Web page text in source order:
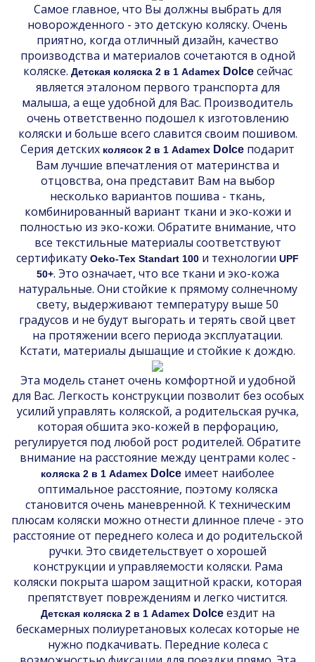
Самое главное, что Вы должны выбрать для
новорожденного - это детскую коляску. Очень
приятно, когда отличный дизайн, качество
производства и материалов сочетаются в одной
коляске. Детская коляска 2 в 1 Adamex Dolce сейчас
является эталоном первого транспорта для
малыша, а еще удобной для Вас. Производитель
очень ответственно подошел к изготовлению
коляски и больше всего славится своим пошивом.
Серия детских колясок 2 в 1 Adamex Dolce подарит
Вам лучшие впечатления от материнства и
отцовства, она представит Вам на выбор
несколько вариантов пошива - ткань,
комбинированный вариант ткани и эко-кожи и
полностью из эко-кожи. Обратите внимание, что
все текстильные материалы соответствуют
сертификату Oeko-Tex Standart 100 и технологии UPF
50+. Это означает, что все ткани и эко-кожа
натуральные. Они стойкие к прямому солнечному
свету, выдерживают температуру выше 50
градусов и не будут выгорать и терять свой цвет
на протяжении всего периода эксплуатации.
Кстати, материалы дышащие и стойкие к дождю.
Эта модель станет очень комфортной и удобной
для Вас. Легкость конструкции позволит без особых
усилий управлять коляской, а родительская ручка,
которая обшита эко-кожей в перфорацию,
регулируется под любой рост родителей. Обратите
внимание на расстояние между центрами колес -
коляска 2 в 1 Adamex Dolce имеет наиболее
оптимальное расстояние, поэтому коляска
становится очень маневренной. К техническим
плюсам коляски можно отнести длинное плече - это
расстояние от переднего колеса и до родительской
ручки. Это свидетельствует о хорошей
конструкции и управляемости коляски. Рама
коляски покрыта шаром защитной краски, которая
препятствует повреждениям и легко чистится.
Детская коляска 2 в 1 Adamex Dolce ездит на
бескамерных полиуретановых колесах которые не
нужно подкачивать. Передние колеса с